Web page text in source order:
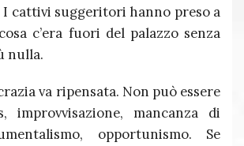
cattivi suggeritori hanno preso a
c’era fuori del palazzo senza
nulla.
va ripensata. Non può essere
improvvisazione, mancanza di
opportunismo. Se